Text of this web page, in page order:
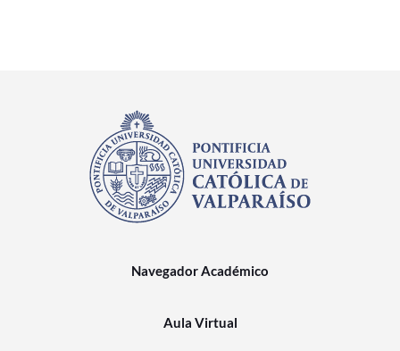
Navegador Académico
Aula Virtual